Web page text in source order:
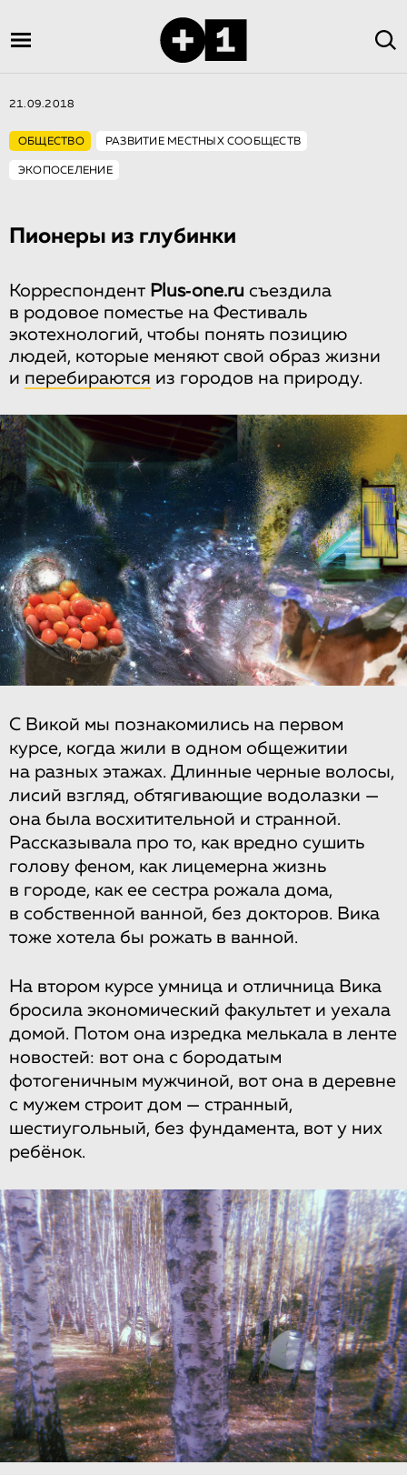
21.09.2018
ОБЩЕСТВО РАЗВИТИЕ МЕСТНЫХ СООБЩЕСТВ
ЭКОПОСЕЛЕНИЕ
Пионеры из глубинки
Корреспондент Plus‑one.ru съездила
в родовое поместье на Фестиваль
экотехнологий, чтобы понять позицию
людей, которые меняют свой образ жизни
и перебираются из городов на природу.
С Викой мы познакомились на первом
курсе, когда жили в одном общежитии
на разных этажах. Длинные черные волосы,
лисий взгляд, обтягивающие водолазки —
она была восхитительной и странной.
Рассказывала про то, как вредно сушить
голову феном, как лицемерна жизнь
в городе, как ее сестра рожала дома,
в собственной ванной, без докторов. Вика
тоже хотела бы рожать в ванной.
На втором курсе умница и отличница Вика
бросила экономический факультет и уехала
домой. Потом она изредка мелькала в ленте
новостей: вот она с бородатым
фотогеничным мужчиной, вот она в деревне
с мужем строит дом — странный,
шестиугольный, без фундамента, вот у них
ребёнок.